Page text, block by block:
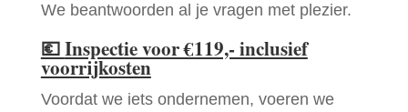
We beantwoorden al je vragen met plezier.
💶Inspectie voor €119,- inclusief
voorrijkosten
Voordat we iets ondernemen, voeren we